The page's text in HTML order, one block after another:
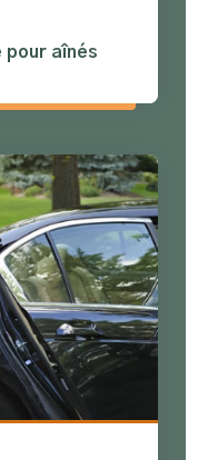
pour aînés